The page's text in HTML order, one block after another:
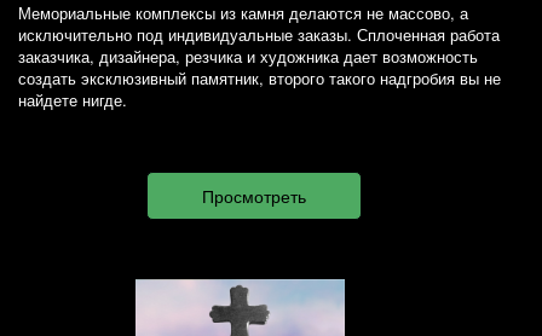
Мемориальные комплексы из камня делаются не массово, а
исключительно под индивидуальные заказы. Сплоченная работа
заказчика, дизайнера, резчика и художника дает возможность
создать эксклюзивный памятник, второго такого надгробия вы не
найдете нигде.